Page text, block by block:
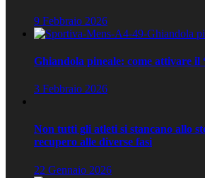
9 Febbraio 2026
Ghiandola pineale: come attivare il
3 Febbraio 2026
Non tutti gli atleti si stancano allo
recupero alle diverse fasi
22 Gennaio 2026